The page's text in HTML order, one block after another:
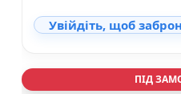
Увійдіть, щоб
ПІД